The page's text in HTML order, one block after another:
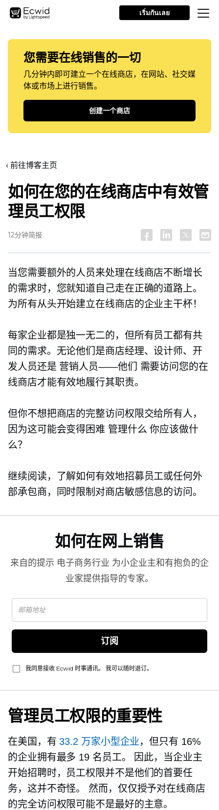
เริ่มกันเลย
您需要在线销售的一切
几分钟内即可建立一个在线商店，在网站、社交媒
体或市场上进行销售。
创建一个商店
‹ 前往博客主页
如何在您的在线商店中有效管
理员工权限
12分钟简报
当您需要额外的人员来处理在线商店不断增长
的需求时，您就知道自己走在正确的道路上。
为所有从头开始建立在线商店的企业主干杯！
每家企业都是独一无二的，但所有员工都有共
同的需求。无论他们是商店经理、设计师、开
发人员还是 营销人员——他们
需要访问您的在
线商店才能有效地履行其职责。
但你不想把商店的完整访问权限交给所有人，
因为这可能会变得困难 管理什么 你应该做什
么？
继续阅读，了解如何有效地招募员工或任何外
部承包商，同时限制对商店敏感信息的访问。
如何在网上销售
来自的提示 电子商务行业 为小企业主和有抱负的企
业家提供指导的专家。
订阅
我同意接收 Ecwid 时事通讯。 我可以随时退订。
管理员工权限的重要性
在美国，有33.2 万家小型企业，但只有 16%
的企业拥有最多 19 名员工。 因此，当企业主
开始招聘时，员工权限并不是他们的首要任
务，这并不奇怪。 然而，仅仅授予对在线商店
的完全访问权限可能不是最好的主意。